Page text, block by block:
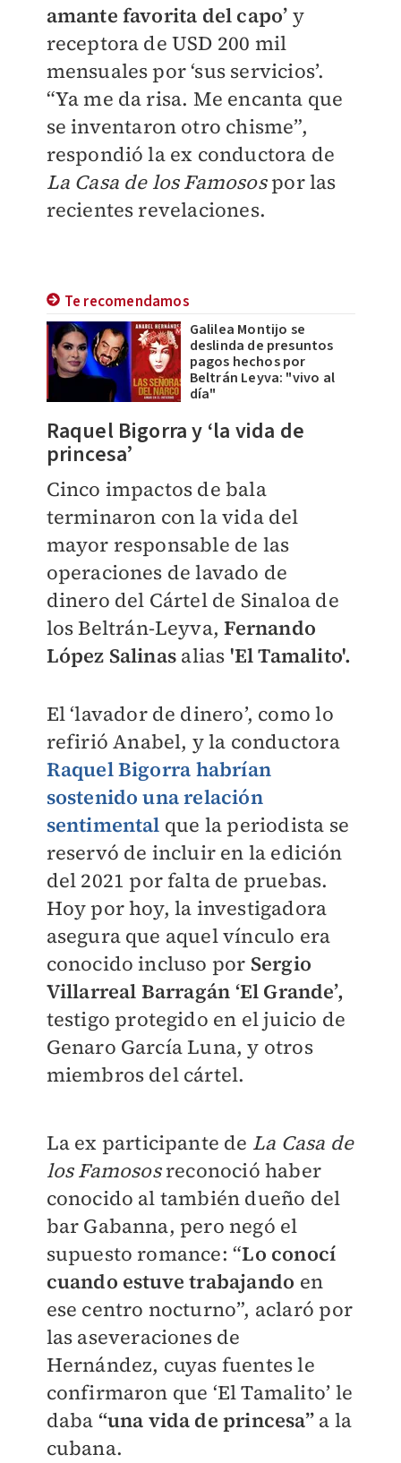
amante favorita del capo’ y
receptora de USD 200 mil
mensuales por ‘sus servicios’.
“Ya me da risa. Me encanta que
se inventaron otro chisme”,
respondió la ex conductora de
La Casa de los Famosospor las
recientes revelaciones.
Te recomendamos
Galilea Montijo se
deslinda de presuntos
pagos hechos por
Beltrán Leyva: "vivo al
día"
Raquel Bigorra y ‘la vida de
princesa’
Cinco impactos de bala
terminaron con la vida del
mayor responsable de las
operaciones de lavado de
dinero del Cártel de Sinaloa de
los Beltrán-Leyva,Fernando
López Salinas alias 'El Tamalito'.
El ‘lavador de dinero’, como lo
refirió Anabel, y la conductora
Raquel Bigorra habrían
sostenido una relación
sentimental que la periodista se
reservó de incluir en la edición
del 2021 por falta de pruebas.
Hoy por hoy, la investigadora
asegura que aquel vínculo era
conocido incluso por Sergio
Villarreal Barragán ‘El Grande’,
testigo protegido en el juicio de
Genaro García Luna, y otros
miembros del cártel.
La ex participante de La Casa de
los Famososreconoció haber
conocido al también dueño del
bar Gabanna, pero negó el
supuesto romance: “Lo conocí
cuando estuve trabajando en
ese centro nocturno”, aclaró por
las aseveraciones de
Hernández, cuyas fuentes le
confirmaron que ‘El Tamalito’ le
daba “una vida de princesa” a la
cubana.